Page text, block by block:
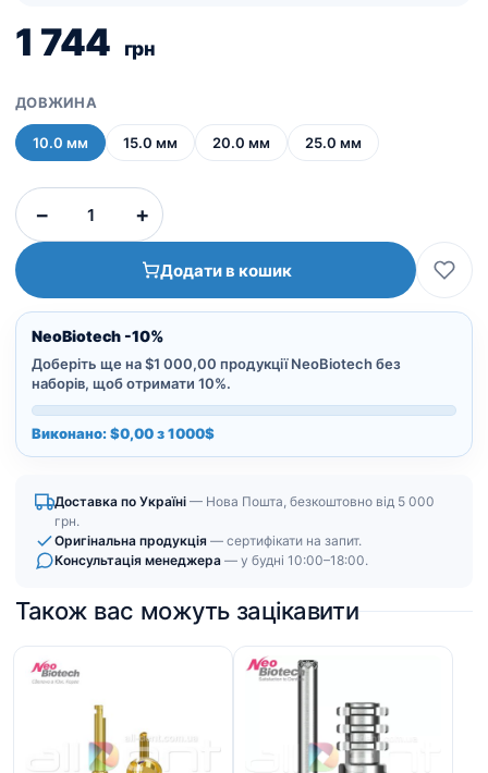
1 744 грн
ДОВЖИНА
10.0 мм 15.0 мм 20.0 мм 25.0 мм
−
шестигранна
|
під
динамометричний
ключ
кількість
+
Додати в кошик
NeoBiotech -10%
Доберіть ще на $1 000,00 продукції NeoBiotech без
наборів, щоб отримати 10%.
Виконано: $0,00 з 1000$
Доставка по Україні — Нова Пошта, безкоштовно від 5 000
грн.
Оригінальна продукція — сертифікати на запит.
Консультація менеджера — у будні 10:00–18:00.
Також вас можуть зацікавити